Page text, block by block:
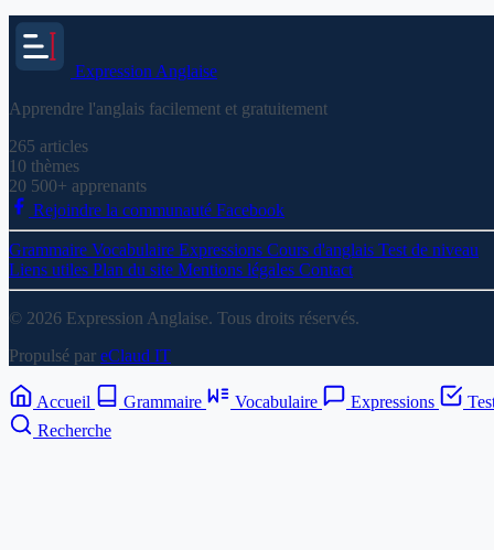
ExpressionAnglaise
Apprendre l'anglais facilement et gratuitement
265 articles
10 thèmes
20 500+ apprenants
Rejoindre la communauté Facebook
Grammaire Vocabulaire Expressions Cours d'anglais Test de niveau
Liens utiles Plan du site Mentions légales Contact
© 2026 Expression Anglaise. Tous droits réservés.
Propulsé par eClaud IT
Accueil Grammaire Vocabulaire Expressions
Recherche